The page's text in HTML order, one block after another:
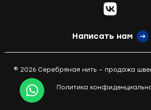
vk.com
Написать нам
© 2026 Серебряная нить – продажа
Политика